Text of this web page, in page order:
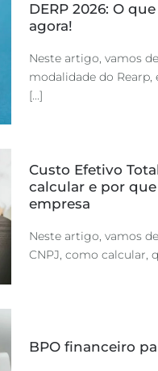
DERP 2026: O
agora!
Neste artigo, vamos
modalidade do
[...]
Custo Efetivo
calcular e por
empresa
Neste artigo, vamos
CNPJ, como calcular,
BPO financeiro